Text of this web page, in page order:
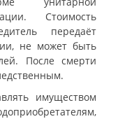
Стоимость
передаёт
не может быть
После смерти
имуществом